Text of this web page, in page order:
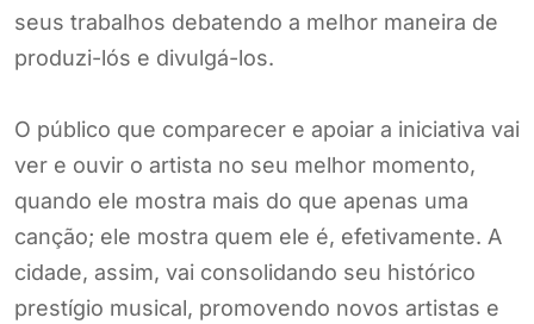
seus trabalhos debatendo a melhor maneira de
produzi-lós e divulgá-los.
O público que comparecer e apoiar a iniciativa vai
ver e ouvir o artista no seu melhor momento,
quando ele mostra mais do que apenas uma
canção; ele mostra quem ele é, efetivamente. A
cidade, assim, vai consolidando seu histórico
prestígio musical, promovendo novos artistas e